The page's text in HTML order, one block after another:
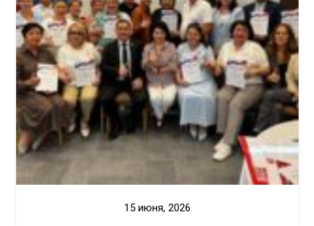
15 июня, 2026